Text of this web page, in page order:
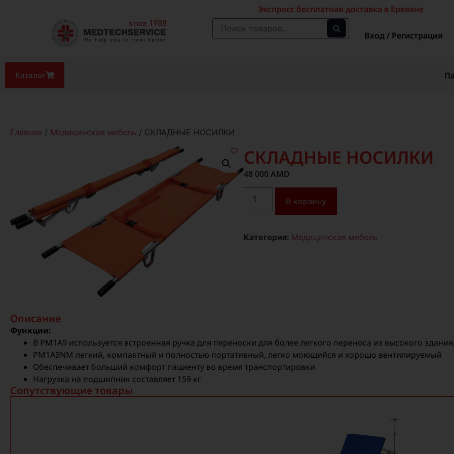
Экспресс бесплатная доставка в Ереване
Вход / Регистрация
Каталог
Главная / Медицинская мебель / СКЛАДНЫЕ НОСИЛКИ
СКЛАДНЫЕ НОСИЛКИ
48 000AMD
В корзину
Категория: Медицинская мебель
Описание
Функции:
В PM1A9 используется встроенная ручка для переноски для более легкого переноса из высокого
PM1A9NM легкий, компактный и полностью портативный, легко моющийся и хорошо вентилируемый
Обеспечивает больший комфорт пациенту во время транспортировки
Нагрузка на подшипник составляет 159 кг
Сопутствующие товары